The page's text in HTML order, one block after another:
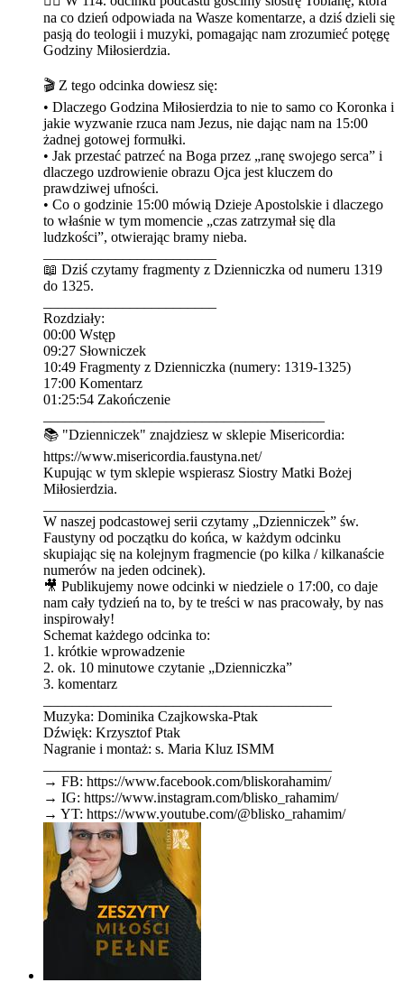
na co dzień odpowiada na Wasze komentarze, a dziś dzieli się
pasją do teologii i muzyki, pomagając nam zrozumieć potęgę
Godziny Miłosierdzia.
🎬 Z tego odcinka dowiesz się:
•⁠ ⁠Dlaczego Godzina Miłosierdzia to nie to samo co Koronka i
jakie wyzwanie rzuca nam Jezus, nie dając nam na 15:00
żadnej gotowej formułki.
•⁠ ⁠Jak przestać patrzeć na Boga przez „ranę swojego serca” i
dlaczego uzdrowienie obrazu Ojca jest kluczem do
prawdziwej ufności.
•⁠ ⁠Co o godzinie 15:00 mówią Dzieje Apostolskie i dlaczego
to właśnie w tym momencie „czas zatrzymał się dla
ludzkości”, otwierając bramy nieba.
📖 Dziś czytamy fragmenty z Dzienniczka od numeru 1319
do 1325.
Rozdziały:
00:00 Wstęp
09:27 Słowniczek
10:49 Fragmenty z Dzienniczka (numery: 1319-1325)
17:00 Komentarz
01:25:54 Zakończenie
📚 "Dzienniczek" znajdziesz w sklepie Misericordia:
⁠⁠⁠⁠⁠⁠⁠⁠⁠⁠⁠⁠⁠⁠⁠⁠⁠⁠⁠⁠⁠⁠⁠⁠⁠⁠⁠⁠⁠⁠⁠⁠⁠⁠⁠https://www.misericordia.faustyna.net/⁠⁠⁠⁠⁠⁠⁠⁠⁠⁠⁠⁠⁠⁠⁠⁠⁠⁠⁠⁠⁠⁠⁠⁠⁠⁠⁠⁠⁠⁠⁠⁠⁠⁠⁠
Kupując w tym sklepie wspierasz Siostry Matki Bożej
Miłosierdzia.
W naszej podcastowej serii czytamy „Dzienniczek” św.
Faustyny od początku do końca, w każdym odcinku
skupiając się na kolejnym fragmencie (po kilka / kilkanaście
numerów na jeden odcinek).
🎥 Publikujemy nowe odcinki w niedziele o ⁠⁠⁠⁠⁠⁠⁠⁠⁠⁠⁠⁠⁠⁠⁠⁠⁠⁠⁠⁠⁠⁠⁠⁠⁠⁠⁠⁠⁠⁠⁠⁠⁠⁠⁠⁠⁠⁠⁠⁠⁠⁠⁠⁠⁠⁠⁠⁠⁠⁠⁠⁠⁠⁠⁠⁠⁠⁠⁠⁠⁠⁠⁠17:00⁠⁠⁠⁠⁠⁠⁠⁠⁠⁠⁠⁠⁠⁠⁠⁠⁠⁠⁠⁠⁠⁠⁠⁠⁠⁠⁠⁠⁠⁠⁠⁠⁠⁠⁠⁠⁠⁠⁠⁠⁠⁠⁠⁠⁠⁠⁠⁠⁠⁠⁠⁠⁠⁠⁠⁠⁠⁠⁠⁠⁠⁠⁠, co daje
nam cały tydzień na to, by te treści w nas pracowały, by nas
inspirowały!
Schemat każdego odcinka to:
1. krótkie wprowadzenie
2. ok. 10 minutowe czytanie „Dzienniczka”
3. komentarz
Muzyka: Dominika Czajkowska-Ptak
Dźwięk: Krzysztof Ptak
Nagranie i montaż: s. Maria Kluz ISMM
→ FB: ⁠⁠⁠⁠⁠⁠⁠⁠⁠⁠⁠⁠⁠⁠⁠⁠⁠⁠⁠⁠⁠⁠⁠⁠⁠⁠⁠⁠⁠⁠⁠⁠⁠⁠⁠https://www.facebook.com/bliskorahamim/⁠⁠⁠⁠⁠⁠⁠⁠⁠⁠⁠⁠⁠⁠⁠⁠⁠⁠⁠⁠⁠⁠⁠⁠⁠⁠⁠⁠⁠⁠⁠⁠⁠⁠⁠
→ IG: ⁠⁠⁠⁠⁠⁠⁠⁠⁠⁠⁠⁠⁠⁠⁠⁠⁠⁠⁠⁠⁠⁠⁠⁠⁠⁠⁠⁠⁠⁠⁠⁠⁠⁠⁠https://www.instagram.com/blisko_rahamim/⁠⁠⁠⁠⁠⁠⁠⁠⁠⁠⁠⁠⁠⁠⁠⁠⁠⁠⁠⁠⁠⁠⁠⁠⁠⁠⁠⁠⁠⁠⁠⁠⁠⁠⁠
→ YT: ⁠⁠⁠⁠⁠⁠⁠⁠⁠⁠⁠⁠⁠⁠⁠⁠⁠⁠⁠⁠⁠⁠⁠⁠⁠⁠⁠⁠⁠⁠⁠⁠⁠⁠⁠https://www.youtube.com/@blisko_rahamim/